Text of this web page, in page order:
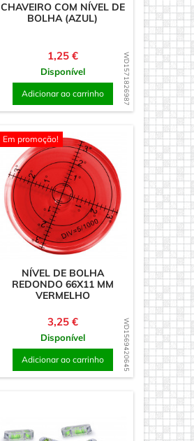
WD1571826987
CHAVEIRO COM NÍVEL DE
BOLHA (AZUL)
Preço
1,25 €
Disponível
Adicionar ao carrinho
WD1569420645
Em promoção!
NÍVEL DE BOLHA
REDONDO 66X11 MM
VERMELHO
Preço
3,25 €
Disponível
Adicionar ao carrinho